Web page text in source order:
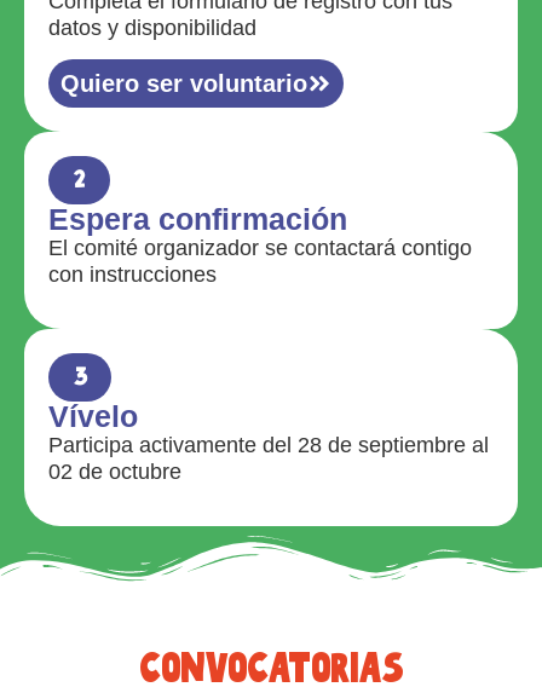
datos y disponibilidad
Quiero ser voluntario
2
Espera confirmación
El comité organizador se contactará contigo
con instrucciones
3
Vívelo
Participa activamente del 28 de septiembre al
02 de octubre
convocatorias